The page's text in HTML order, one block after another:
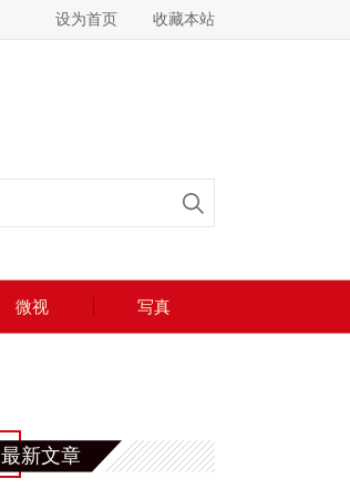
设为首页 收藏本站
微视 写真
最新文章